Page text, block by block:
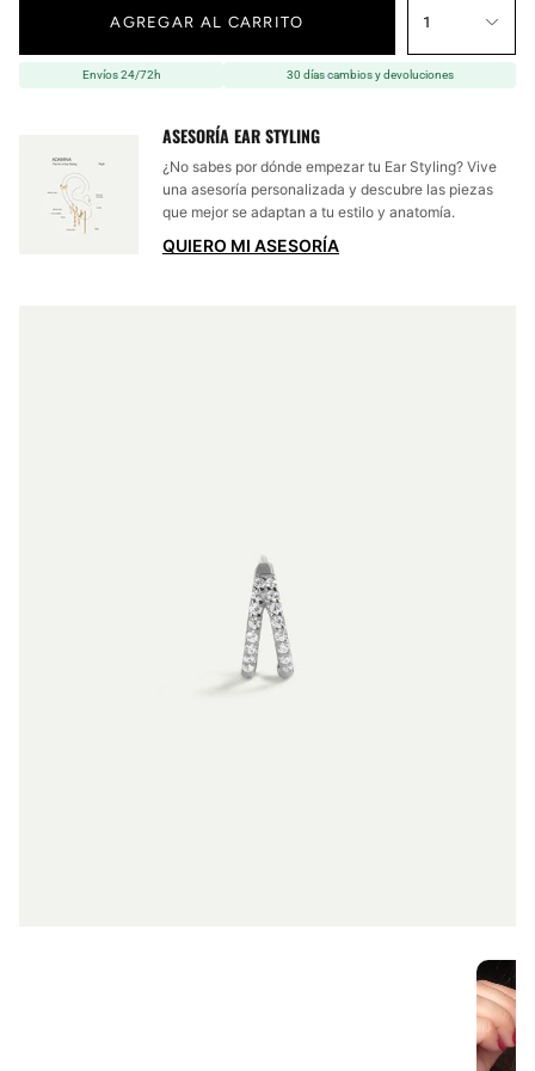
1
AGREGAR AL CARRITO
Envíos 24/72h 30 días cambios y devoluciones
ASESORÍA EAR STYLING
¿No sabes por dónde empezar tu Ear Styling? Vive
una asesoría personalizada y descubre las piezas
que mejor se adaptan a tu estilo y anatomía.
QUIERO MI ASESORÍA